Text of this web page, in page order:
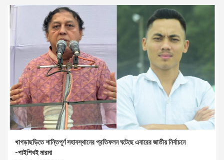
খাগড়াছড়িতে শান্তিপূর্ণ সহাবস্থানের প্রতিফলন ঘটেছে এবারের জাতীয় নির্বাচনে
-পাইশিখই মারমা